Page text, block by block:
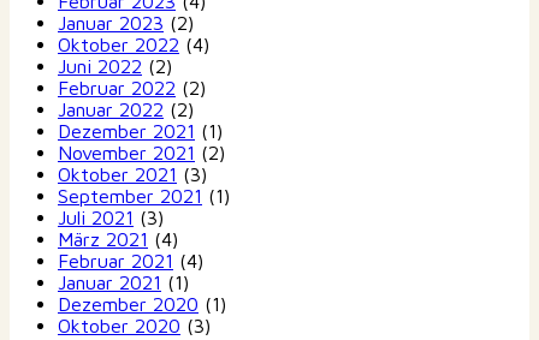
Januar 2023 (2)
Oktober 2022 (4)
Juni 2022 (2)
Februar 2022 (2)
Januar 2022 (2)
Dezember 2021 (1)
November 2021 (2)
Oktober 2021 (3)
September 2021 (1)
Juli 2021 (3)
März 2021 (4)
Februar 2021 (4)
Januar 2021 (1)
Dezember 2020 (1)
Oktober 2020 (3)